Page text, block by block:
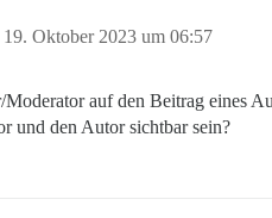
19. Oktober 2023 um 06:57
auf den Beitrag eines
und den Autor sichtbar sein?